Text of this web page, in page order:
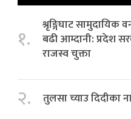
१.
श्रृङ्गिघाट सामुदायिक
बढी आम्दानी: प्रदेश
राजस्व चुक्ता
२. तुलसा च्याउ दिदीका